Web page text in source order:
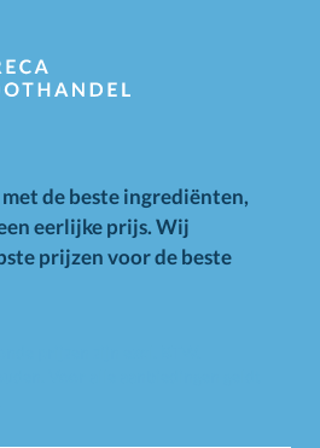
de beste ingrediënten,
eerlijke prijs. Wij
prijzen voor de beste